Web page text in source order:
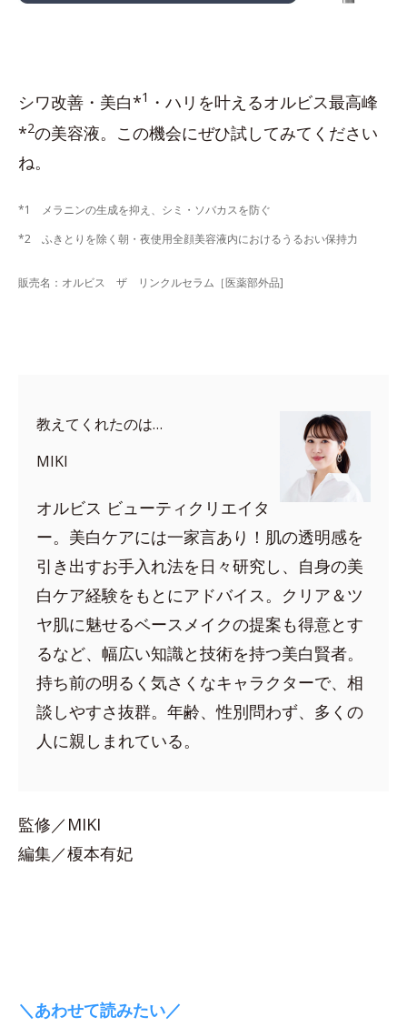
シワ改善・美白*1 ・ハリを叶えるオルビス最高峰
*2の美容液。この機会にぜひ試してみてください
ね。
*1 メラニンの生成を抑え、シミ・ソバカスを防ぐ
*2 ふきとりを除く朝・夜使用全顔美容液内におけるうるおい保持力
販売名：オルビス ザ リンクルセラム［医薬部外品]
教えてくれたのは…
MIKI
オルビス ビューティクリエイタ
ー。美白ケアには一家言あり！肌の透明感を
引き出すお手入れ法を日々研究し、自身の美
白ケア経験をもとにアドバイス。クリア＆ツ
ヤ肌に魅せるベースメイクの提案も得意とす
るなど、幅広い知識と技術を持つ美白賢者。
持ち前の明るく気さくなキャラクターで、相
談しやすさ抜群。年齢、性別問わず、多くの
人に親しまれている。
監修／MIKI
編集／榎本有妃
＼あわせて読みたい／